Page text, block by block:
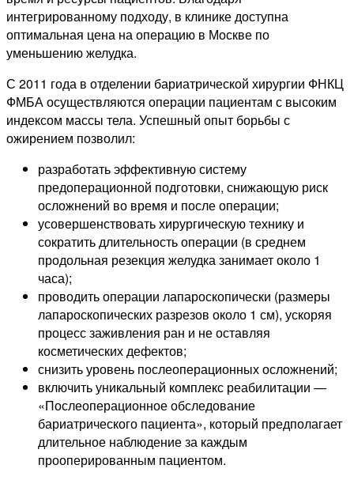
интегрированному подходу, в клинике доступна
оптимальная цена на операцию в Москве по
уменьшению желудка.
С 2011 года в отделении бариатрической хирургии ФНКЦ
ФМБА осуществляются операции пациентам с высоким
индексом массы тела. Успешный опыт борьбы с
ожирением позволил:
разработать эффективную систему
предоперационной подготовки, снижающую риск
осложнений во время и после операции;
усовершенствовать хирургическую технику и
сократить длительность операции (в среднем
продольная резекция желудка занимает около 1
часа);
проводить операции лапароскопически (размеры
лапароскопических разрезов около 1 см), ускоряя
процесс заживления ран и не оставляя
косметических дефектов;
снизить уровень послеоперационных осложнений;
включить уникальный комплекс реабилитации —
«Послеоперационное обследование
бариатрического пациента», который предполагает
длительное наблюдение за каждым
прооперированным пациентом.